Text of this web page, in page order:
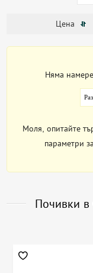
Цена
Няма
Моля, опитайте
параметри
Почивки в